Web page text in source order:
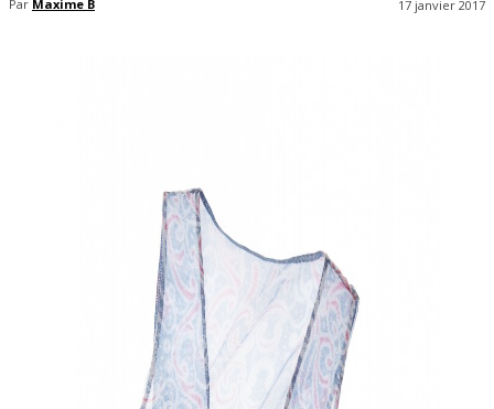
Par Maxime B 17 janvier 2017